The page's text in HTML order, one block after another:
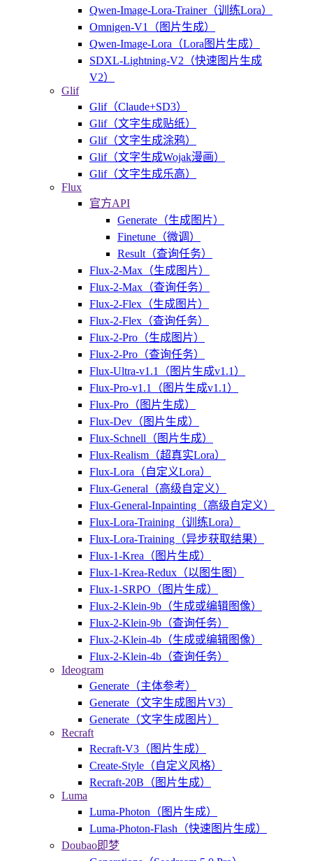
Qwen-Image-Lora-Trainer（训练Lora）
Omnigen-V1（图片生成）
Qwen-Image-Lora（Lora图片生成）
SDXL-Lightning-V2（快速图片生成
V2）
Glif
Glif（Claude+SD3）
Glif（文字生成贴纸）
Glif（文字生成涂鸦）
Glif（文字生成Wojak漫画）
Glif（文字生成乐高）
Flux
官方API
Generate（生成图片）
Finetune（微调）
Result（查询任务）
Flux-2-Max（生成图片）
Flux-2-Max（查询任务）
Flux-2-Flex（生成图片）
Flux-2-Flex（查询任务）
Flux-2-Pro（生成图片）
Flux-2-Pro（查询任务）
Flux-Ultra-v1.1（图片生成v1.1）
Flux-Pro-v1.1（图片生成v1.1）
Flux-Pro（图片生成）
Flux-Dev（图片生成）
Flux-Schnell（图片生成）
Flux-Realism（超真实Lora）
Flux-Lora（自定义Lora）
Flux-General（高级自定义）
Flux-General-Inpainting（高级自定义）
Flux-Lora-Training（训练Lora）
Flux-Lora-Training（异步获取结果）
Flux-1-Krea（图片生成）
Flux-1-Krea-Redux（以图生图）
Flux-1-SRPO（图片生成）
Flux-2-Klein-9b（生成或编辑图像）
Flux-2-Klein-9b（查询任务）
Flux-2-Klein-4b（生成或编辑图像）
Flux-2-Klein-4b（查询任务）
Ideogram
Generate（主体参考）
Generate（文字生成图片V3）
Generate（文字生成图片）
Recraft
Recraft-V3（图片生成）
Create-Style（自定义风格）
Recraft-20B（图片生成）
Luma
Luma-Photon（图片生成）
Luma-Photon-Flash（快速图片生成）
Doubao即梦